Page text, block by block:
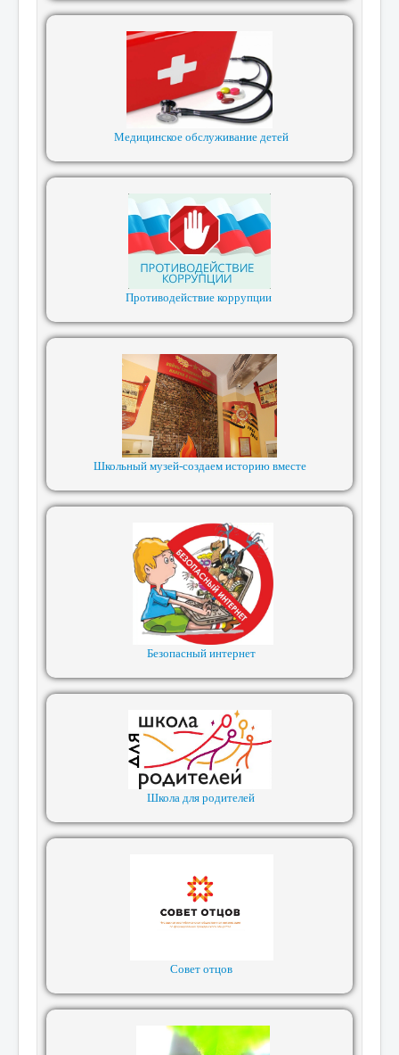
Медицинское обслуживание детей
Противодействие коррупции
Школьный музей-создаем историю вместе
Безопасный интернет
Школа для родителей
Совет отцов